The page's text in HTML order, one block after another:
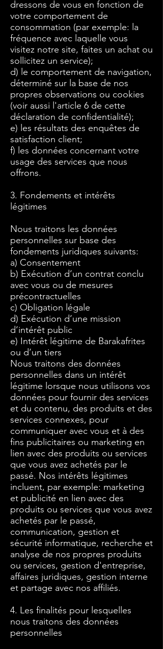
dressons de vous en fonction de
votre comportement de
consommation (par exemple: la
fréquence avec laquelle vous
visitez notre site, faites un achat ou
sollicitez un service);
d) le comportement de navigation,
déterminé sur la base de nos
propres observations ou cookies
(voir aussi l'article 6 de cette
déclaration de confidentialité);
e) les résultats des enquêtes de
satisfaction client;
f) les données concernant votre
usage des services que nous
offrons.
3. Fondements et intérêts
légitimes
Nous traitons les données
personnelles sur base des
fondements juridiques suivants:
a) Consentement
b) Exécution d’un contrat conclu
avec vous ou de mesures
précontractuelles
c) Obligation légale
d) Exécution d’une mission
d’intérêt public
e) Intérêt légitime de Barakafrites
ou d’un tiers
Nous traitons des données
personnelles dans un intérêt
légitime lorsque nous utilisons vos
données pour fournir des services
et du contenu, des produits et des
services connexes, pour
communiquer avec vous et à des
fins publicitaires ou marketing en
lien avec des produits ou services
que vous avez achetés par le
passé. Nos intérêts légitimes
incluent, par exemple: marketing
et publicité en lien avec des
produits ou services que vous avez
achetés par le passé,
communication, gestion et
sécurité informatique, recherche et
analyse de nos propres produits
ou services, gestion d'entreprise,
affaires juridiques, gestion interne
et partage avec nos affiliés.
4. Les finalités pour lesquelles
nous traitons des données
personnelles